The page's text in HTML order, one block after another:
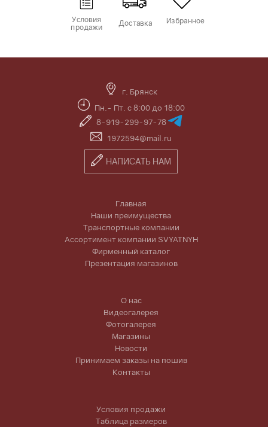
Условия
продажи Доставка Избранное
г. Брянск
Пн.- Пт. с 8:00 до 18:00
8-919-299-97-78
1972594@mail.ru
НАПИСАТЬ НАМ
Главная
Наши преимущества
Транспортные компании
Ассортимент компании SVYATNYH
Фирменный каталог
Презентация магазинов
О нас
Видеогалерея
Фотогалерея
Магазины
Новости
Принимаем заказы на пошив
Контакты
Условия продажи
Таблица размеров